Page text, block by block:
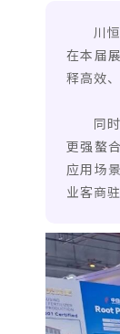
川
在本届
释高效
同
更强螯
应用场
业客商